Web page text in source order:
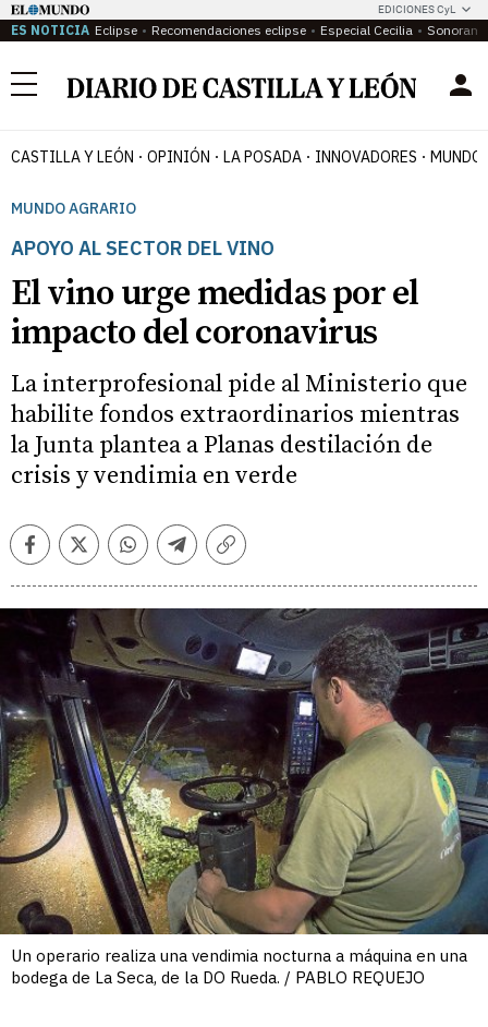
EDICIONES CyL
ES NOTICIA Eclipse Recomendaciones eclipse Especial Cecilia
Menú
CASTILLA Y LEÓN OPINIÓN LA POSADA INNOVADORES MUNDO
MUNDO AGRARIO
APOYO AL SECTOR DEL VINO
El vino urge medidas por el
impacto del coronavirus
La interprofesional pide al Ministerio que
habilite fondos extraordinarios mientras
la Junta plantea a Planas destilación de
crisis y vendimia en verde
FacebookTwitterWhatsappTelegramCopiar
Un operario realiza una vendimia nocturna a máquina en una
bodega de La Seca, de la DO Rueda. / PABLO REQUEJO